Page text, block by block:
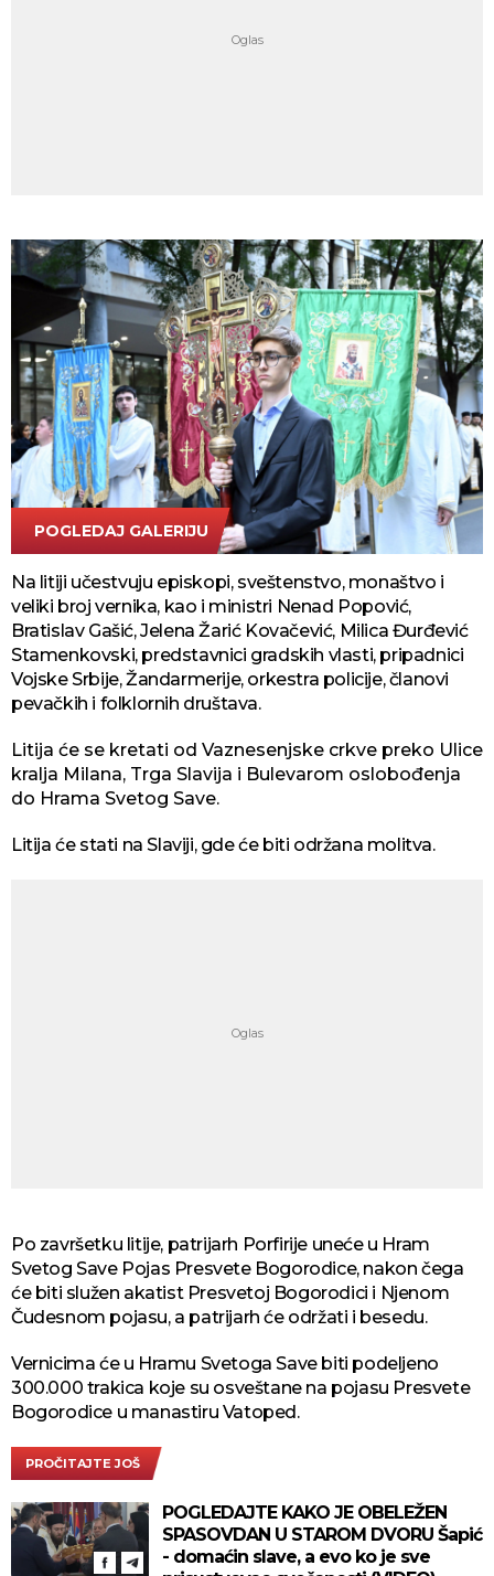
POGLEDAJ GALERIJU
Na litiji učestvuju episkopi, sveštenstvo, monaštvo i
veliki broj vernika, kao i ministri Nenad Popović,
Bratislav Gašić, Jelena Žarić Kovačević, Milica Đurđević
Stamenkovski, predstavnici gradskih vlasti, pripadnici
Vojske Srbije, Žandarmerije, orkestra policije, članovi
pevačkih i folklornih društava.
Litija će se kretati od Vaznesenjske crkve preko Ulice
kralja Milana, Trga Slavija i Bulevarom oslobođenja
do Hrama Svetog Save.
Litija će stati na Slaviji, gde će biti održana molitva.
Po završetku litije, patrijarh Porfirije uneće u Hram
Svetog Save Pojas Presvete Bogorodice, nakon čega
će biti služen akatist Presvetoj Bogorodici i Njenom
Čudesnom pojasu, a patrijarh će održati i besedu.
Vernicima će u Hramu Svetoga Save biti podeljeno
300.000 trakica koje su osveštane na pojasu Presvete
Bogorodice u manastiru Vatoped.
PROČITAJTE JOŠ
POGLEDAJTE KAKO JE OBELEŽEN
SPASOVDAN U STAROM DVORU Šapić
- domaćin slave, a evo ko je sve